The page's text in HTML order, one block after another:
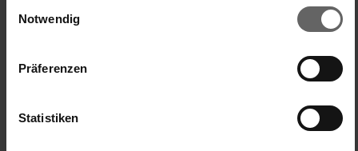
Cookies, wenn Sie unsere Webseite weiterhin nutzen.
Notwendig
Präferenzen
Statistiken